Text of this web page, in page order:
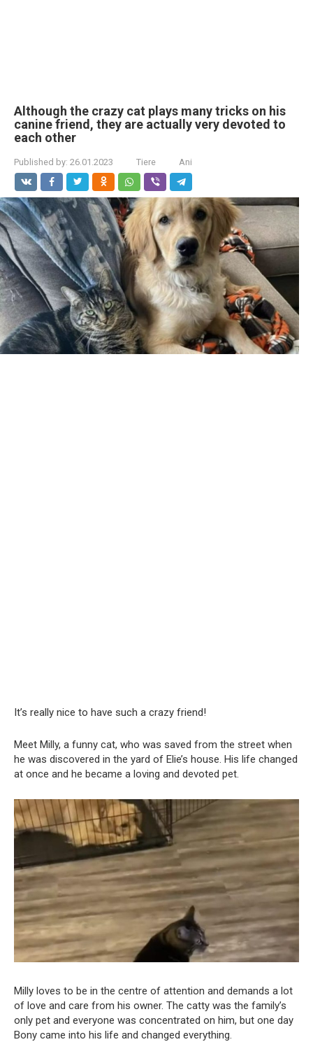
Although the crazy cat plays many tricks on his
canine friend, they are actually very devoted to
each other
Published by: 26.01.2023 Tiere Ani
It’s really nice to have such a crazy friend!
Meet Milly, a funny cat, who was saved from the street when
he was discovered in the yard of Elie’s house. His life changed
at once and he became a loving and devoted pet.
Milly loves to be in the centre of attention and demands a lot
of love and care from his owner. The catty was the family’s
only pet and everyone was concentrated on him, but one day
Bony came into his life and changed everything.